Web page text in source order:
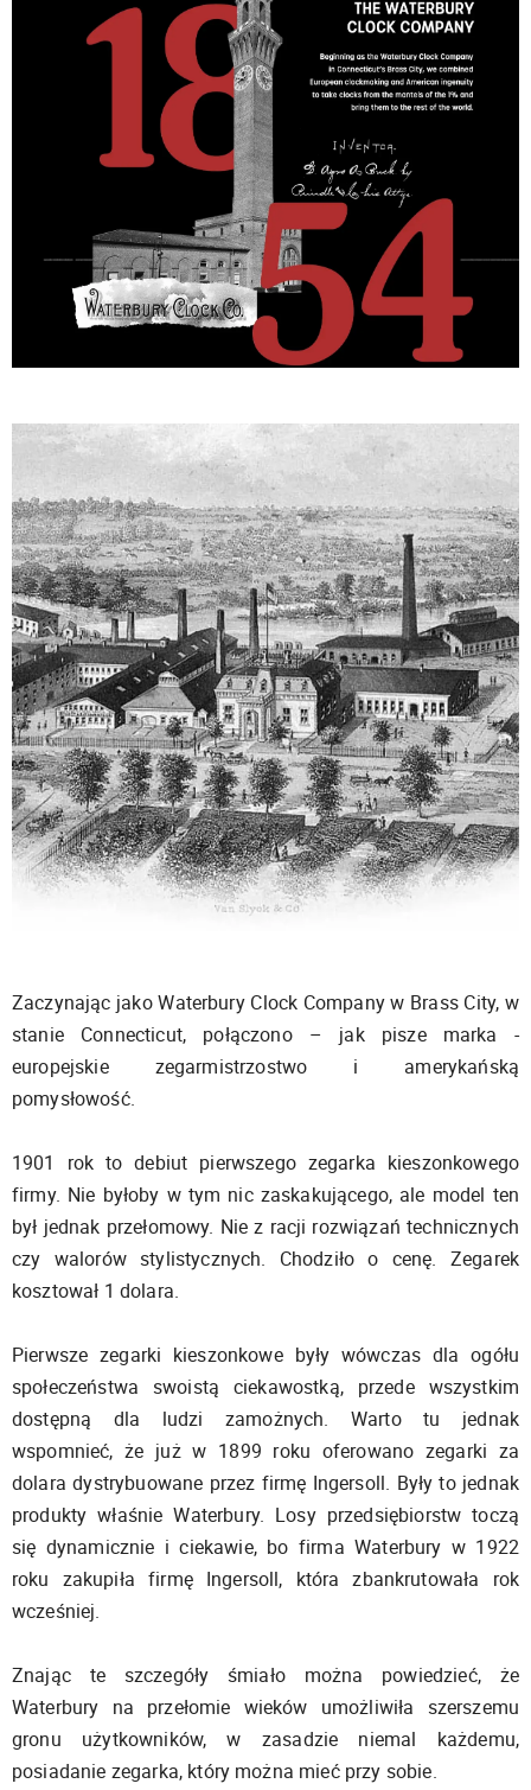
Zaczynając jako Waterbury Clock Company w Brass City, w
stanie Connecticut, połączono – jak pisze marka -
europejskie zegarmistrzostwo i amerykańską
pomysłowość.
1901 rok to debiut pierwszego zegarka kieszonkowego
firmy. Nie byłoby w tym nic zaskakującego, ale model ten
był jednak przełomowy. Nie z racji rozwiązań technicznych
czy walorów stylistycznych. Chodziło o cenę. Zegarek
kosztował 1 dolara.
Pierwsze zegarki kieszonkowe były wówczas dla ogółu
społeczeństwa swoistą ciekawostką, przede wszystkim
dostępną dla ludzi zamożnych. Warto tu jednak
wspomnieć, że już w 1899 roku oferowano zegarki za
dolara dystrybuowane przez firmę Ingersoll. Były to jednak
produkty właśnie Waterbury. Losy przedsiębiorstw toczą
się dynamicznie i ciekawie, bo firma Waterbury w 1922
roku zakupiła firmę Ingersoll, która zbankrutowała rok
wcześniej.
Znając te szczegóły śmiało można powiedzieć, że
Waterbury na przełomie wieków umożliwiła szerszemu
gronu użytkowników, w zasadzie niemal każdemu,
posiadanie zegarka, który można mieć przy sobie.